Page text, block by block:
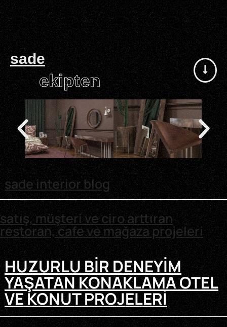
sade
ekipten
sade interior blog
satış, müşteri ve ciro arttıran
restoran, cafe ve mağaza projeleri
HUZURLU BIR DENEYIM
YAŞATAN KONAKLAMA OTEL
VE KONUT PROJELERI